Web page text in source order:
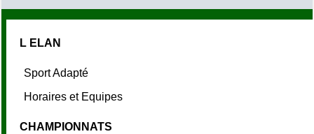
L ELAN
Sport Adapté
Horaires et Equipes
CHAMPIONNATS